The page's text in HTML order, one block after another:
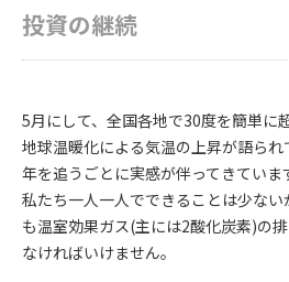
投資の継続
5月にして、全国各地で30度を簡単に
地球温暖化による気温の上昇が語られ
年を追うごとに実感が伴ってきていま
私たち一人一人でできることは少な
も温室効果ガス(主には2酸化炭素)の
なければいけません。